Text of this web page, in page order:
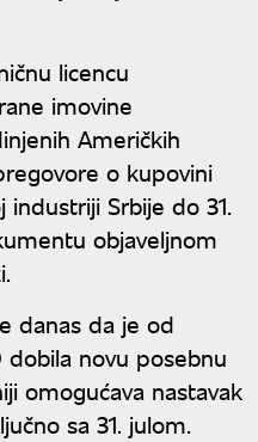
licencu
imovine
Američkih
o kupovini
Srbije do 31.
objaveljnom
danas da je od
dobila novu posebnu
omogućava nastavak
sa 31. julom.